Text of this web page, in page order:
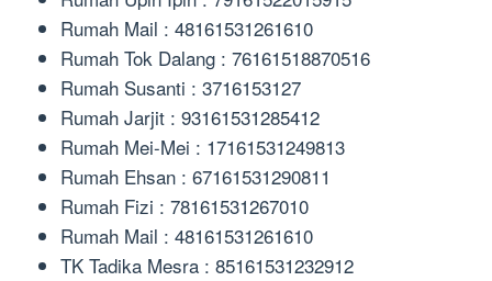
Rumah Mail : 48161531261610
Rumah Tok Dalang : 76161518870516
Rumah Susanti : 3716153127
Rumah Jarjit : 93161531285412
Rumah Mei-Mei : 17161531249813
Rumah Ehsan : 67161531290811
Rumah Fizi : 78161531267010
Rumah Mail : 48161531261610
TK Tadika Mesra : 85161531232912